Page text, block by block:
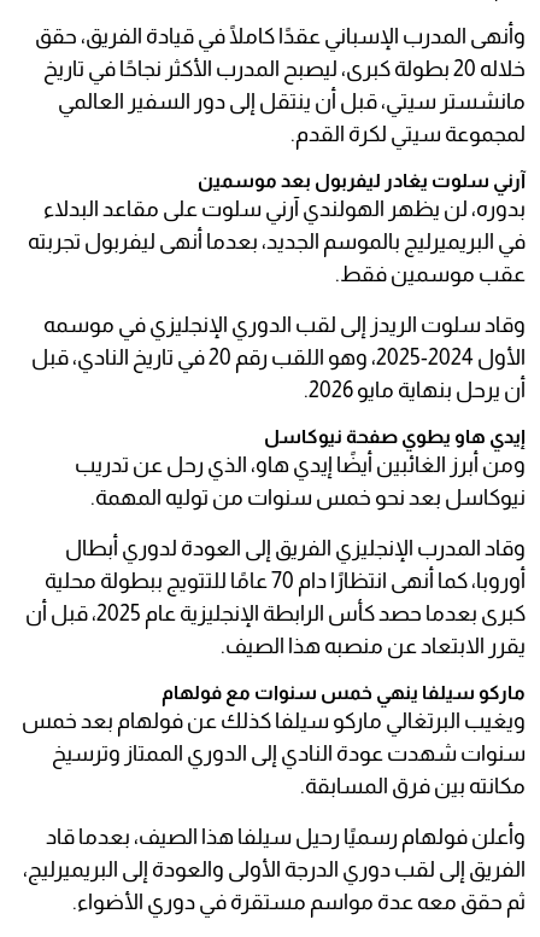
وأنهى المدرب الإسباني عقدًا كاملًا في قيادة الفريق، حقق
خلاله 20 بطولة كبرى، ليصبح المدرب الأكثر نجاحًا في تاريخ
مانشستر سيتي، قبل أن ينتقل إلى دور السفير العالمي
لمجموعة سيتي لكرة القدم.
آرني سلوت يغادر ليفربول بعد موسمين
بدوره، لن يظهر الهولندي آرني سلوت على مقاعد البدلاء
في البريميرليج بالموسم الجديد، بعدما أنهى ليفربول تجربته
عقب موسمين فقط.
وقاد سلوت الريدز إلى لقب الدوري الإنجليزي في موسمه
الأول 2024-2025، وهو اللقب رقم 20 في تاريخ النادي، قبل
أن يرحل بنهاية مايو 2026.
إيدي هاو يطوي صفحة نيوكاسل
ومن أبرز الغائبين أيضًا إيدي هاو، الذي رحل عن تدريب
نيوكاسل بعد نحو خمس سنوات من توليه المهمة.
وقاد المدرب الإنجليزي الفريق إلى العودة لدوري أبطال
أوروبا، كما أنهى انتظارًا دام 70 عامًا للتتويج ببطولة محلية
كبرى بعدما حصد كأس الرابطة الإنجليزية عام 2025، قبل أن
يقرر الابتعاد عن منصبه هذا الصيف.
ماركو سيلفا ينهي خمس سنوات مع فولهام
ويغيب البرتغالي ماركو سيلفا كذلك عن فولهام بعد خمس
سنوات شهدت عودة النادي إلى الدوري الممتاز وترسيخ
مكانته بين فرق المسابقة.
وأعلن فولهام رسميًا رحيل سيلفا هذا الصيف، بعدما قاد
الفريق إلى لقب دوري الدرجة الأولى والعودة إلى البريميرليج،
ثم حقق معه عدة مواسم مستقرة في دوري الأضواء.